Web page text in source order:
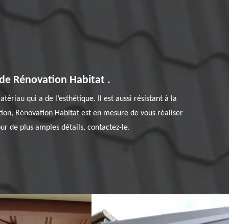
Rénovation Habitat .
qui a de l’esthétique. Il est aussi résistant à la
Rénovation Habitat est en mesure de vous réaliser
de plus amples détails, contactez-le.